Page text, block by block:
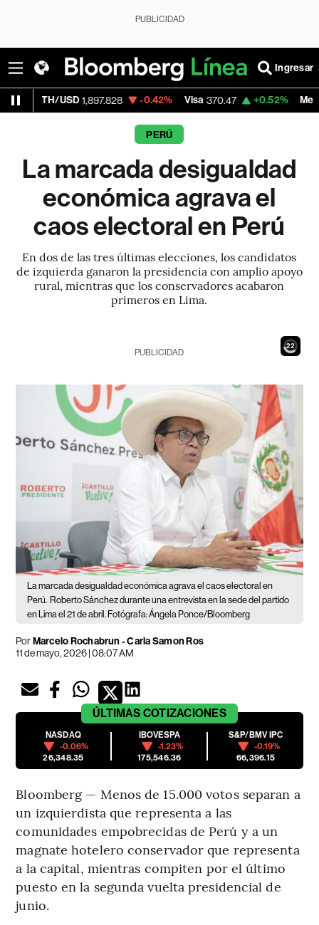
PUBLICIDAD
Ingresar
1,897.828 -0.42% Visa 370.47 +0.52% MercadoLibre
PERÚ
La marcada desigualdad
económica agrava el
caos electoral en Perú
En dos de las tres últimas elecciones, los candidatos
de izquierda ganaron la presidencia con amplio apoyo
rural, mientras que los conservadores acabaron
primeros en Lima.
20
PUBLICIDAD
La marcada desigualdad económica agrava el caos electoral en
Perú. Roberto Sánchez durante una entrevista en la sede del partido
en Lima el 21 de abril. Fotógrafa: Ángela Ponce/Bloomberg
PorMarcelo Rochabrun - Carla Samon Ros
11 de mayo, 2026 | 08:07 AM
ÚLTIMAS COTIZACIONES
NASDAQ
-0.06%
26,348.35
IBOVESPA
-1.23%
175,546.36
S&P/BMV IPC
-0.19%
66,396.15
Bloomberg — Menos de 15.000 votos separan a
un izquierdista que representa a las
comunidades empobrecidas de Perú y a un
magnate hotelero conservador que representa
a la capital, mientras compiten por el último
puesto en la segunda vuelta presidencial de
junio.